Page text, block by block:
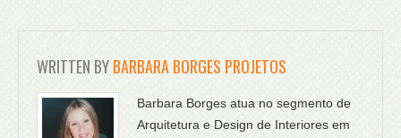
WRITTEN BYBARBARA BORGES PROJETOS
Barbara Borges atua no segmento de
Arquitetura e Design de Interiores em